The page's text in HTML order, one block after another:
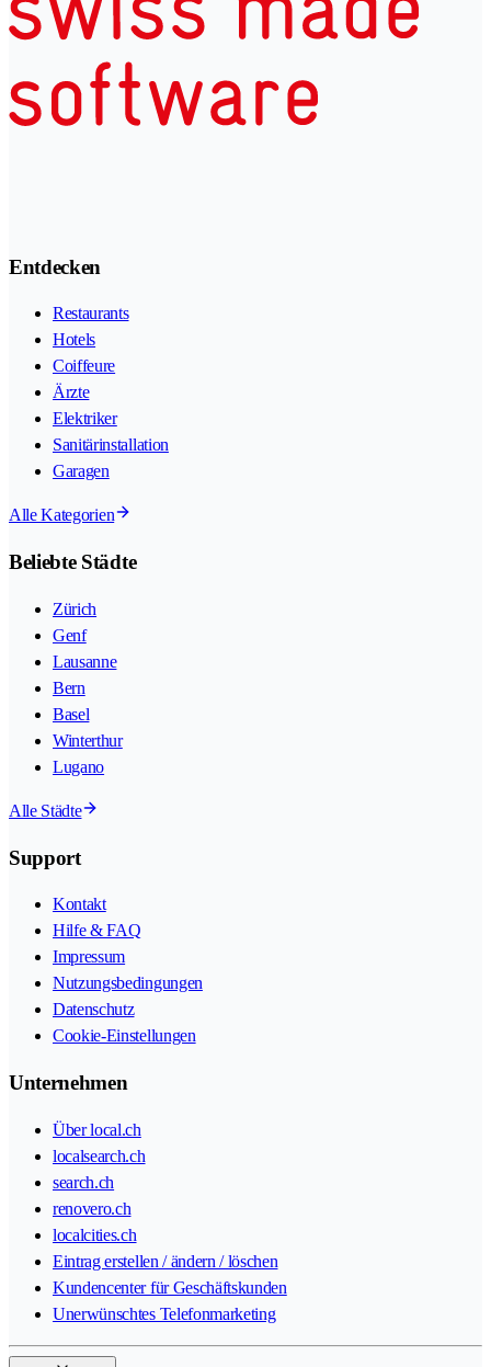
Entdecken
Restaurants
Hotels
Coiffeure
Ärzte
Elektriker
Sanitärinstallation
Garagen
Alle Kategorien
Beliebte Städte
Zürich
Genf
Lausanne
Bern
Basel
Winterthur
Lugano
Alle Städte
Support
Kontakt
Hilfe & FAQ
Impressum
Nutzungsbedingungen
Datenschutz
Cookie-Einstellungen
Unternehmen
Über local.ch
localsearch.ch
search.ch
renovero.ch
localcities.ch
Eintrag erstellen / ändern / löschen
Kundencenter für Geschäftskunden
Unerwünschtes Telefonmarketing